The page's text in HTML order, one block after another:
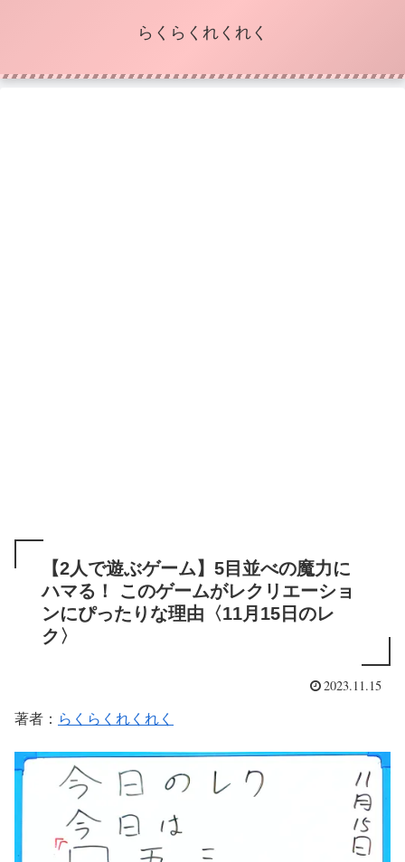
らくらくれくれく
【2人で遊ぶゲーム】5目並べの魔力に
ハマる！ このゲームがレクリエーショ
ンにぴったりな理由〈11月15日のレ
ク〉
2023.11.15
著者： らくらくれくれく